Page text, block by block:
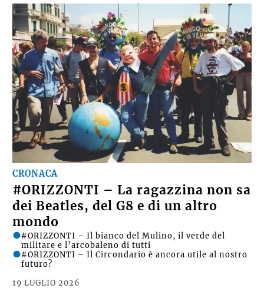
CRONACA
#ORIZZONTI – La ragazzina non sa
dei Beatles, del G8 e di un altro
mondo
19 LUGLIO 2026
#ORIZZONTI – Il bianco del Mulino, il verde del
militare e l’arcobaleno di tutti
#ORIZZONTI – Il Circondario è ancora utile al nostro
futuro?